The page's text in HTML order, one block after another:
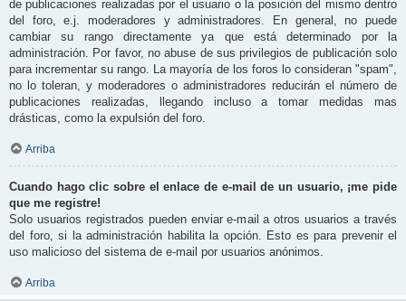
de publicaciones realizadas por el usuario o la posición del mismo dentro
del foro, e.j. moderadores y administradores. En general, no puede
cambiar su rango directamente ya que está determinado por la
administración. Por favor, no abuse de sus privilegios de publicación solo
para incrementar su rango. La mayoría de los foros lo consideran "spam",
no lo toleran, y moderadores o administradores reducirán el número de
publicaciones realizadas, llegando incluso a tomar medidas mas
drásticas, como la expulsión del foro.
Arriba
Cuando hago clic sobre el enlace de e-mail de un usuario, ¡me pide
que me registre!
Solo usuarios registrados pueden enviar e-mail a otros usuarios a través
del foro, si la administración habilita la opción. Esto es para prevenir el
uso malicioso del sistema de e-mail por usuarios anónimos.
Arriba